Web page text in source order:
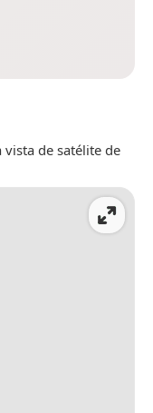
vista de satélite de